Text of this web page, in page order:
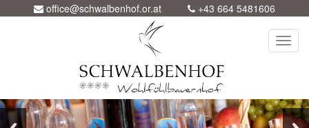
office@schwalbenhof.or.at +43 664 5481606